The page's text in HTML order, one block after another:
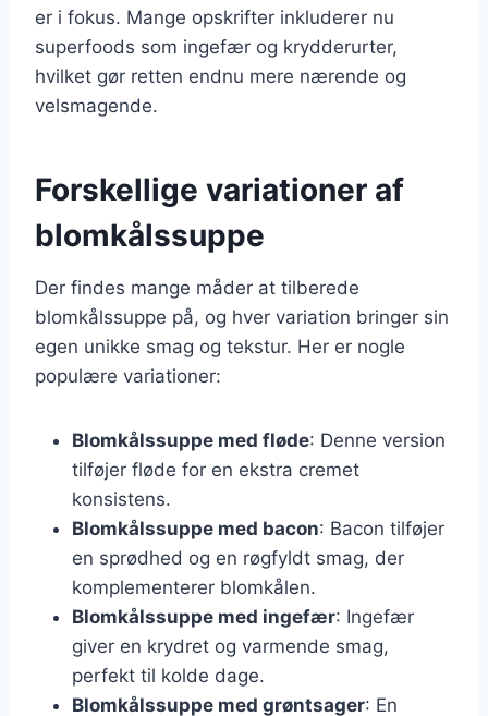
er i fokus. Mange opskrifter inkluderer nu
superfoods som ingefær og krydderurter,
hvilket gør retten endnu mere nærende og
velsmagende.
Forskellige variationer af
blomkålssuppe
Der findes mange måder at tilberede
blomkålssuppe på, og hver variation bringer sin
egen unikke smag og tekstur. Her er nogle
populære variationer:
Blomkålssuppe med fløde: Denne version
tilføjer fløde for en ekstra cremet
konsistens.
Blomkålssuppe med bacon: Bacon tilføjer
en sprødhed og en røgfyldt smag, der
komplementerer blomkålen.
Blomkålssuppe med ingefær: Ingefær
giver en krydret og varmende smag,
perfekt til kolde dage.
Blomkålssuppe med grøntsager: En